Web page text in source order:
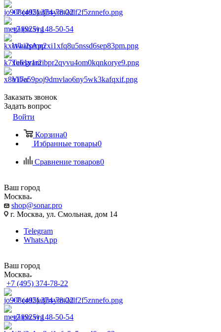
+7 (495) 374-78-22
+7 (925) 148-50-54
WhatsApp
Telegram
Viber
Заказать звонок
Задать вопрос
Войти
Корзина0
Избранные товары0
Сравнение товаров0
Ваш город
Москва
shop@sonar.pro
г. Москва, ул. Смольная, дом 14
Telegram
WhatsApp
Ваш город
Москва
+7 (495) 374-78-22
+7 (495) 374-78-22
+7 (925) 148-50-54